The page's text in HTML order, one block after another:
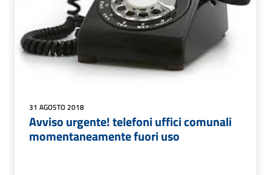
31 AGOSTO 2018
Avviso urgente! telefoni uffici comunali
momentaneamente fuori uso